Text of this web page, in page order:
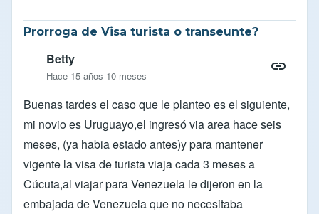
Prorroga de Visa turista o transeunte?
Betty
Hace 15 años 10 meses
Buenas tardes el caso que le planteo es el siguiente,
mi novio es Uruguayo,el ingresó via area hace seis
meses, (ya habia estado antes)y para mantener
vigente la visa de turista viaja cada 3 meses a
Cúcuta,al viajar para Venezuela le dijeron en la
embajada de Venezuela que no necesitaba